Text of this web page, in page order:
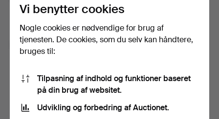
Her kan du blandt andet se eksperttips, udvalgte genstande og
inspiration. Hvis du fortryder, kan du nemt framelde det igen.
Jeg er over 18 år og godkenderbrugervilkårene
købsbetingelser
Vi benytter cookies
Nogle cookies er nødvendige for brug af
tjenesten. De cookies, som du selv kan håndtere,
bruges til:
Tilpasning af indhold og funktioner baseret
på din brug af websitet.
Udvikling og forbedring af Auctionet.